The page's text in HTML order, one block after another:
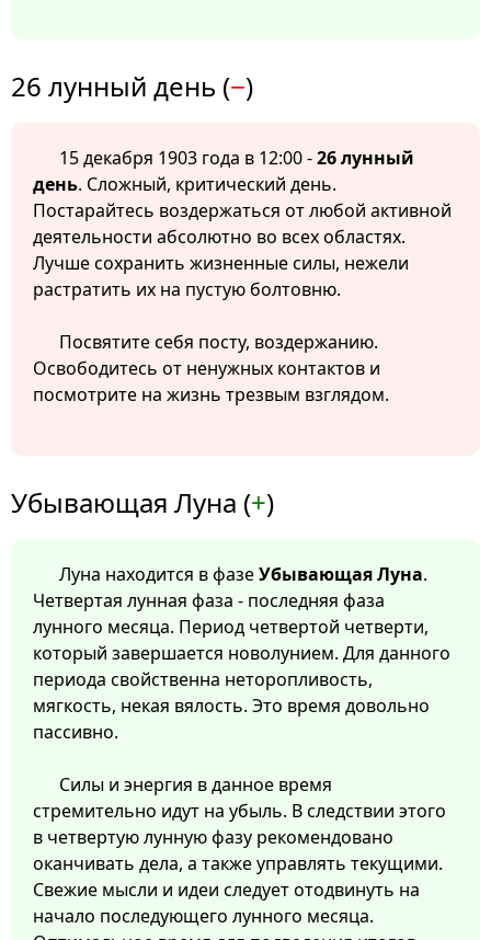
26 лунный день (−)
15 декабря 1903 года в 12:00 -26 лунный
день. Сложный, критический день.
Постарайтесь воздержаться от любой активной
деятельности абсолютно во всех областях.
Лучше сохранить жизненные силы, нежели
растратить их на пустую болтовню.
Посвятите себя посту, воздержанию.
Освободитесь от ненужных контактов и
посмотрите на жизнь трезвым взглядом.
Убывающая Луна (+)
Луна находится в фазеУбывающая Луна.
Четвертая лунная фаза - последняя фаза
лунного месяца. Период четвертой четверти,
который завершается новолунием. Для данного
периода свойственна неторопливость,
мягкость, некая вялость. Это время довольно
пассивно.
Силы и энергия в данное время
стремительно идут на убыль. В следствии этого
в четвертую лунную фазу рекомендовано
оканчивать дела, а также управлять текущими.
Свежие мысли и идеи следует отодвинуть на
начало последующего лунного месяца.